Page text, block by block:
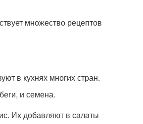
множество рецептов
в кухнях многих стран.
и семена.
Их добавляют в салаты